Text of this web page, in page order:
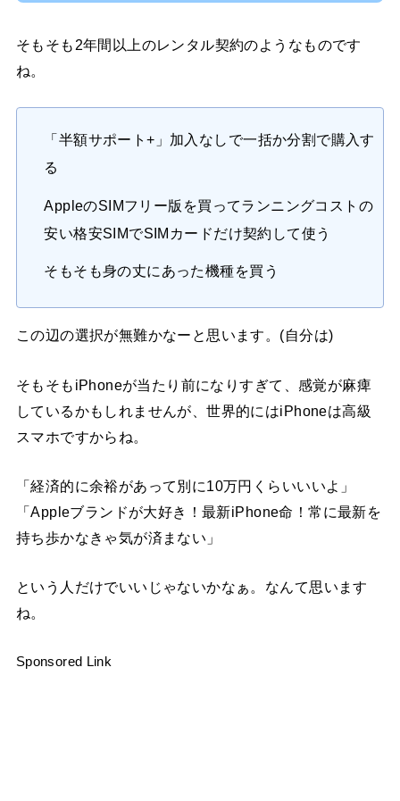
そもそも2年間以上のレンタル契約のようなものです
ね。
「半額サポート+」加入なしで一括か分割で購入す
る
AppleのSIMフリー版を買ってランニングコストの
安い格安SIMでSIMカードだけ契約して使う
そもそも身の丈にあった機種を買う
この辺の選択が無難かなーと思います。(自分は)
そもそもiPhoneが当たり前になりすぎて、感覚が麻痺
しているかもしれませんが、世界的にはiPhoneは高級
スマホですからね。
「経済的に余裕があって別に10万円くらいいいよ」
「Appleブランドが大好き！最新iPhone命！常に最新を
持ち歩かなきゃ気が済まない」
という人だけでいいじゃないかなぁ。なんて思います
ね。
Sponsored Link